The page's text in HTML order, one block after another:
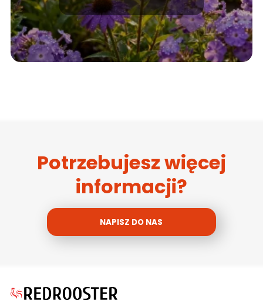
Potrzebujesz więcej
informacji?
NAPISZ DO NAS